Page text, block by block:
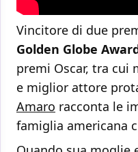
Vincitore di due
Golden Globe
premi Oscar, tra
e miglior attore
Amaro racconta le
famiglia americana